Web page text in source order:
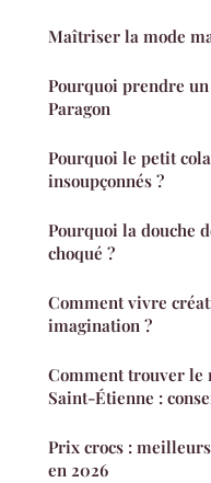
Maîtriser la mode
Pourquoi prendre
Paragon
Pourquoi le petit
insoupçonnés ?
Pourquoi la douche
choqué ?
Comment vivre
imagination ?
Comment trouver le
Saint-Étienne :
Prix crocs :
en 2026